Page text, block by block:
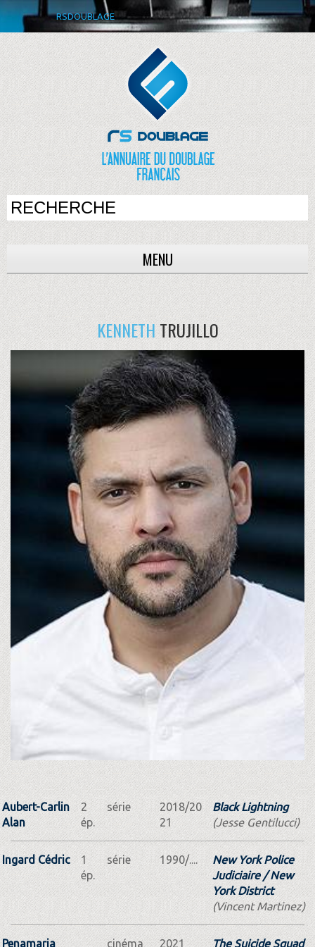
RSDOUBLAGE
MENU
KENNETHTRUJILLO
Aubert-Carlin
Alan
2
ép.
série
2018/20
21
Black Lightning
(Jesse Gentilucci)
Ingard Cédric
1
ép.
série 1990/....
New York Police
Judiciaire / New
York District
(Vincent Martinez)
Penamaria cinéma 2021 The Suicide Squad